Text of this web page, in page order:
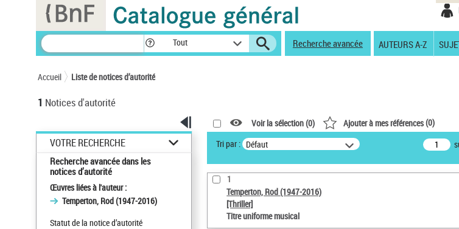
Tout Recherche avancée AUTEURS A-Z
Accueil Liste de notices d’autorité
1 Notices d'autorité
VOTRE RECHERCHE
Recherche avancée dans les
notices d’autorité
Œuvres liées à l'auteur :
Temperton, Rod (1947-2016)
Statut de la notice d’autorité
Voir la sélection (0) Ajouter à mes références(0)
Tri par : Défaut
1
Temperton, Rod (1947-2016)
[Thriller]
Titre uniforme musical
Panneau de gestion des cookies